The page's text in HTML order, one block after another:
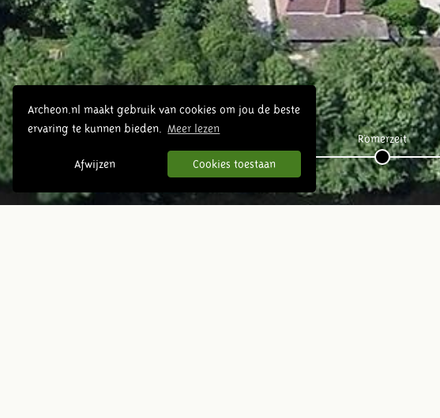
Archeon.nl maakt gebruik van cookies om jou de beste
ervaring te kunnen bieden.
Meer lezen
Afwijzen Cookies toestaan
Römerzeit